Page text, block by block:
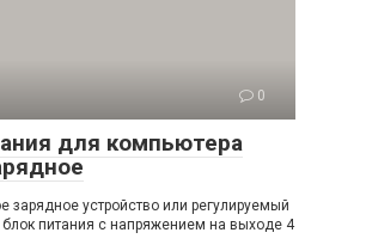
0
для компьютера
зарядное устройство или регулируемый
питания с напряжением на выходе 4